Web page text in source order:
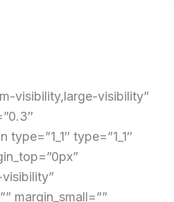
visibility,large-visibility”
type=”1_1″
margin_small=””